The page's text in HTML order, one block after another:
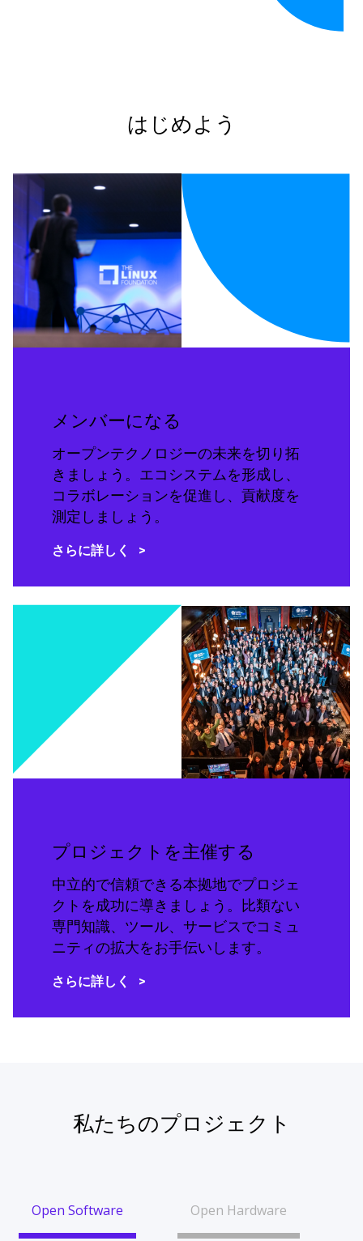
はじめよう
メンバーになる
オープンテクノロジーの未来を切り拓
きましょう。エコシステムを形成し、
コラボレーションを促進し、貢献度を
測定しましょう。
さらに詳しく
プロジェクトを主催する
中立的で信頼できる本拠地でプロジェ
クトを成功に導きましょう。比類ない
専門知識、ツール、サービスでコミュ
ニティの拡大をお手伝いします。
さらに詳しく
私たちのプロジェクト
Open Software Open Hardware